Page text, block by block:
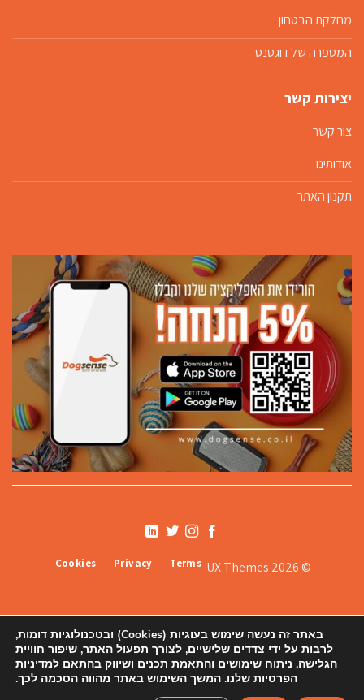
מחלקת הבטחון
המספרה של דוגסנס
יצירות קשר
צור קשר
אודותינו
תקנון האתר
© 2026 UX Themes
Terms
Privacy
Cookies
אודותינו תקנון צור קשר ורשימת סניפים
באתר זה נעשה שימוש בעוגיות (Cookies) ובטכנולוגיות דומות,
לרבות על ידי צדדים שלישיים, לצורך תפעול האתר, שיפור חוויית
הגלישה, ניתוח שימושים והתאמת תכנים ושיווק בהתאם למדיניות
הפרטיות שלנו. המשך השימוש באתר מהווה הסכמה לכך.